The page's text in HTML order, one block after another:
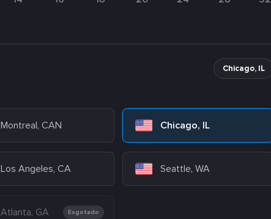
Chicago, IL
Montreal, CAN Chicago, IL
Los Angeles, CA Seattle, WA
Atlanta, GA Esgotado